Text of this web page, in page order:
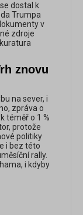
dostal k
Trumpa
v
zdroje
znovu
na sever, i
zpráva o
téměř o 1 %
protože
politiky
i bez této
rally.
i kdyby